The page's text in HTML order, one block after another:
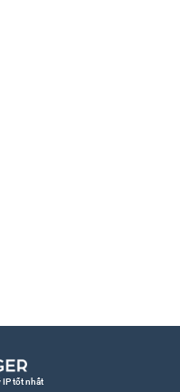
IP tốt nhất